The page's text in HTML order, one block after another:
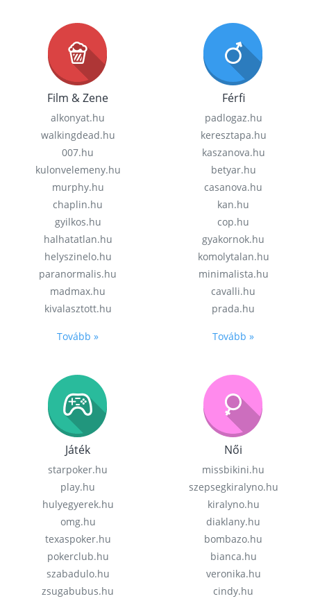
Film & Zene
alkonyat.hu
walkingdead.hu
007.hu
kulonvelemeny.hu
murphy.hu
chaplin.hu
gyilkos.hu
halhatatlan.hu
helyszinelo.hu
paranormalis.hu
madmax.hu
kivalasztott.hu
Tovább »
Férfi
padlogaz.hu
keresztapa.hu
kaszanova.hu
betyar.hu
casanova.hu
kan.hu
cop.hu
gyakornok.hu
komolytalan.hu
minimalista.hu
cavalli.hu
prada.hu
Tovább »
Játék
starpoker.hu
play.hu
hulyegyerek.hu
omg.hu
texaspoker.hu
pokerclub.hu
szabadulo.hu
zsugabubus.hu
Női
missbikini.hu
szepsegkiralyno.hu
kiralyno.hu
diaklany.hu
bombazo.hu
bianca.hu
veronika.hu
cindy.hu